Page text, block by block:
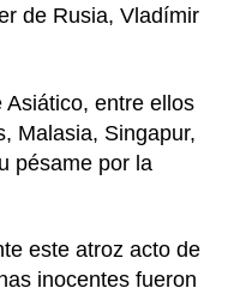
de Rusia, Vladímir
entre ellos
Malasia, Singapur,
pésame por la
este atroz acto de
inocentes fueron